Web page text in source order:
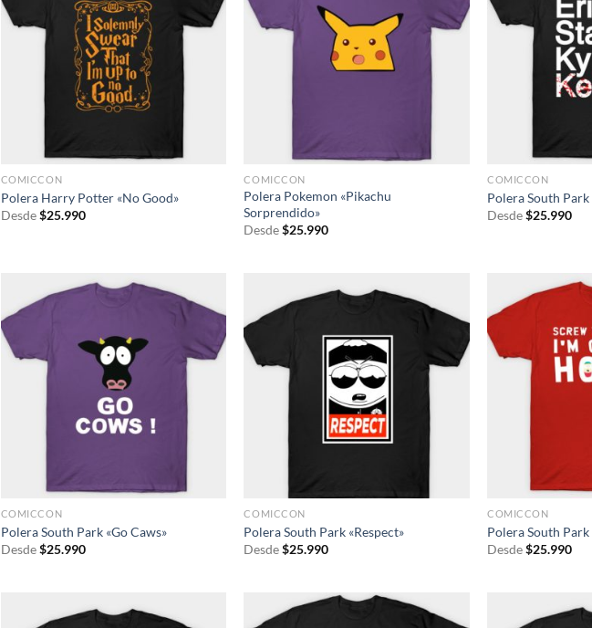
COMICCON
Polera Harry Potter «No Good»
Desde$25.990
COMICCON
Polera Pokemon «Pikachu
Sorprendido»
Desde $25.990
COMICCON
Polera South Park
Desde$25.990
COMICCON
Polera South Park «Go Caws»
Desde$25.990
COMICCON
Polera South Park «Respect»
Desde $25.990
COMICCON
Polera South Park
Desde$25.990